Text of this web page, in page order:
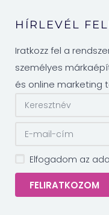
HÍRLEVÉL
Iratkozz fel a
személyes
és online marketing
Elfogadom az
FELIRATKOZOM